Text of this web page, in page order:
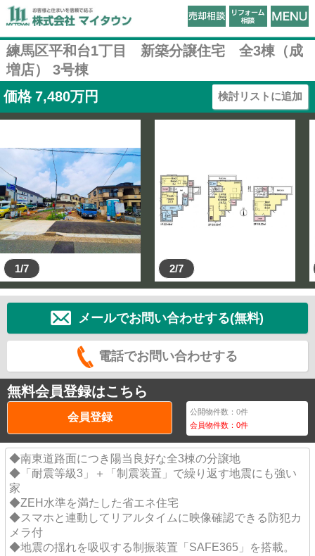
練馬区平和台1丁目 新築分譲住宅 全3棟（成
増店） 3号棟
価格 7,480万円 検討リストに追加
1/7 2/7
メールでお問い合わせする(無料)
電話でお問い合わせする
無料会員登録はこちら
会員登録 公開物件数：0件
会員物件数：0件
◆南東道路面につき陽当良好な全3棟の分譲地
◆「耐震等級3」＋「制震装置」で繰り返す地震にも強い
家
◆ZEH水準を満たした省エネ住宅
◆スマホと連動してリアルタイムに映像確認できる防犯カ
メラ付
◆地震の揺れを吸収する制振装置「SAFE365」を搭載。